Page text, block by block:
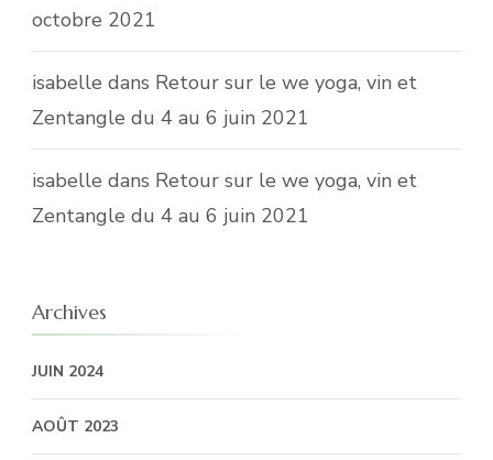
octobre 2021
isabelle dans Retour sur le we yoga, vin et
Zentangle du 4 au 6 juin 2021
isabelle dans Retour sur le we yoga, vin et
Zentangle du 4 au 6 juin 2021
Archives
JUIN 2024
AOÛT 2023